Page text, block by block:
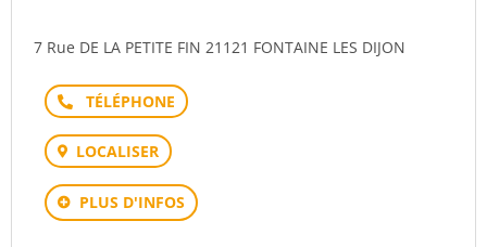
7 Rue DE LA PETITE FIN 21121 FONTAINE LES DIJON
Téléphone
LOCALISER
PLUS D'INFOS